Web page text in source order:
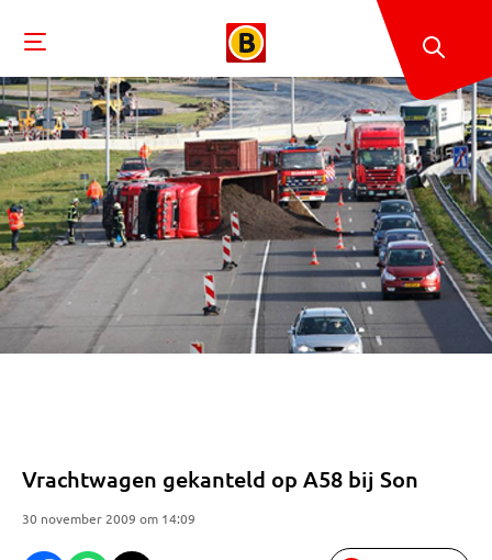
Vrachtwagen gekanteld op A58 bij Son
30 november 2009 om 14:09